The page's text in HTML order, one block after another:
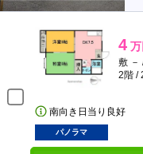
4 万
敷 －
2階 /
南向き日当り良好
パノラマ